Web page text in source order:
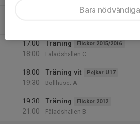
Flickor 2013
17:00
18:00
Träning Flickor 2015/2016
Fäladshallen C
18:00
19:30
Träning vit Pojkar U17
Bollhuset A
19:30
21:00
Träning Flickor 2012
Fäladshallen B
Bara nödvändiga